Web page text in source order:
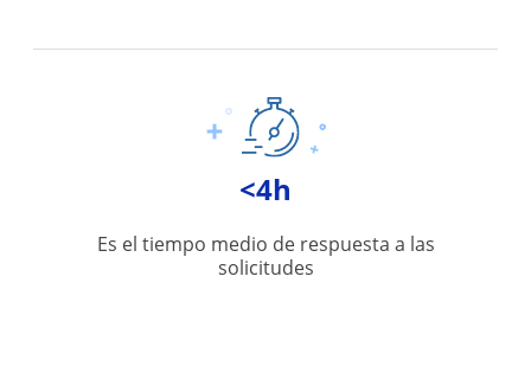
<4h
Es el tiempo medio de respuesta a las
solicitudes